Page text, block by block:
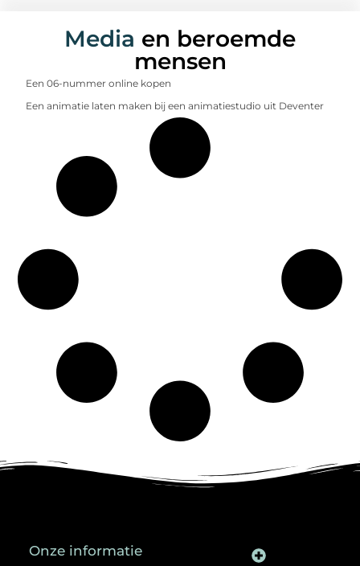
Media en beroemde
mensen
Een 06-nummer online kopen
Een animatie laten maken bij een animatiestudio uit Deventer
Onze informatie